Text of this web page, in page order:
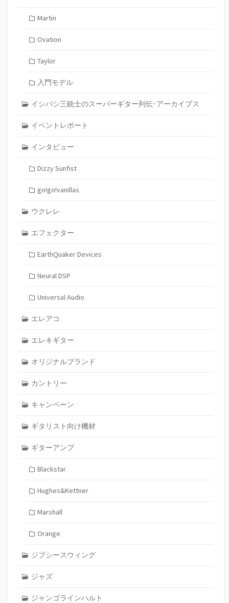
Martin
Ovation
Taylor
入門モデル
イシバシ三銃士のスーパーギター列伝･アーカイブス
イベントレポート
インタビュー
Dizzy Sunfist
go!go!vanillas
ウクレレ
エフェクター
EarthQuaker Devices
Neural DSP
Universal Audio
エレアコ
エレキギター
オリジナルブランド
カントリー
キャンペーン
ギタリスト向け機材
ギターアンプ
Blackstar
Hughes&Kettner
Marshall
Orange
ジプシースウィング
ジャズ
ジャンゴラインハルト